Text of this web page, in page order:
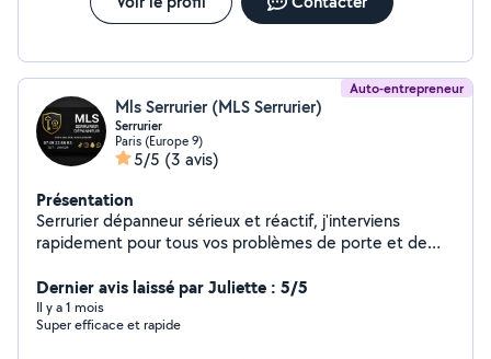
Auto-entrepreneur
Mls Serrurier (MLS Serrurier)
Serrurier
Paris (Europe 9)
5/5 (3 avis)
Présentation
Serrurier dépanneur sérieux et réactif, j'interviens
rapidement pour tous vos problèmes de porte et de
remplacement de serrures et la sécurisation de votre
logement. Travail soigné, tarifs transparents et devis
gratuit. Votre sécurité est ma priorité.
Dernier avis laissé par Juliette : 5/5
Il y a 1 mois
Super efficace et rapide